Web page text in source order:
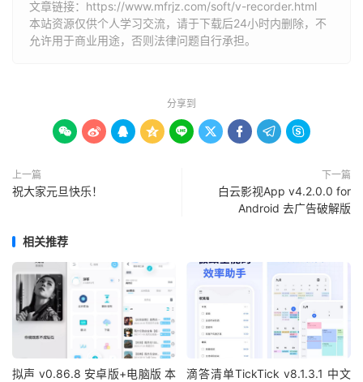
文章链接： https://www.mfrjz.com/soft/v-recorder.html
本站资源仅供个人学习交流，请于下载后24小时内删除，不
允许用于商业用途，否则法律问题自行承担。
分享到
        
上一篇
祝大家元旦快乐！
下一篇
白云影视App v4.2.0.0 for
Android 去广告破解版
相关推荐
拟声 v0.86.8 安卓版+电脑版 本
滴答清单TickTick v8.1.3.1 中文